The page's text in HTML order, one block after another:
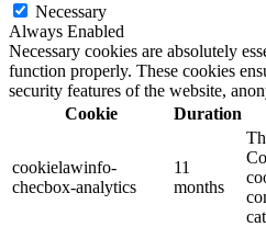
Necessary
Always Enabled
Necessary cookies are absolutely
function properly. These cookies
security features of the website,
Cookie
Duration
cookielawinfo-
checbox-analytics
11
months